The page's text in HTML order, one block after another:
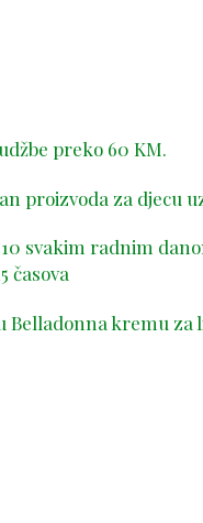
preko 60 KM.
proizvoda za djecu
svakim radnim
časova
Belladonna kremu za